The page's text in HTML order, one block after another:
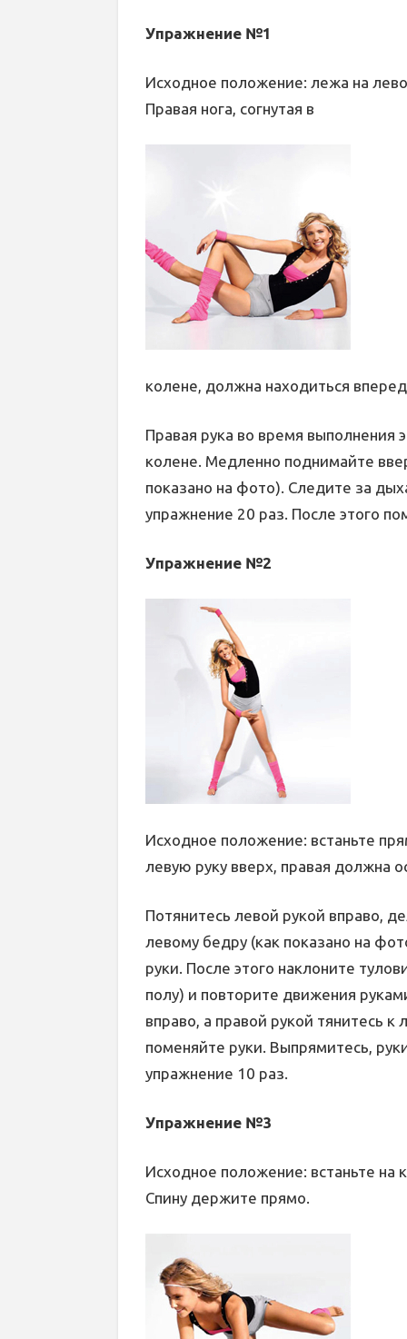
Упражнение №1
Исходное положение: лежа на
Правая нога, согнутая в
колене, должна находиться
Правая рука во время выполнения
колене. Медленно поднимайте
показано на фото). Следите за
упражнение 20 раз. После этого
Упражнение №2
Исходное положение: встаньте
левую руку вверх, правая должна
Потянитесь левой рукой вправо,
левому бедру (как показано на
руки. После этого наклоните
полу) и повторите движения
вправо, а правой рукой тянитесь к
поменяйте руки. Выпрямитесь,
упражнение 10 раз.
Упражнение №3
Исходное положение: встаньте на
Спину держите прямо.